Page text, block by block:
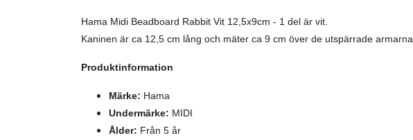
Hama Midi Beadboard Rabbit Vit 12,5x9cm - 1 del är vit.
Kaninen är ca 12,5 cm lång och mäter ca 9 cm över de utspärrade armarna.
Produktinformation
Märke: Hama
Undermärke: MIDI
Ålder: Från 5 år